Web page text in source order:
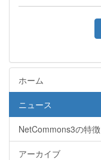
ホーム
ニュース
NetCommons3の特徴
アーカイブ